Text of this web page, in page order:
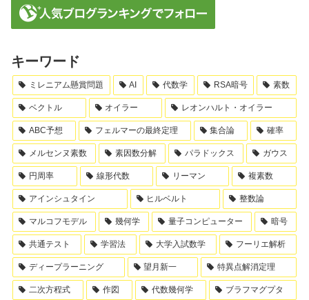
キーワード
ミレニアム懸賞問題 AI 代数学 RSA暗号 素数
ベクトル オイラー レオンハルト・オイラー
ABC予想 フェルマーの最終定理 集合論 確率
メルセンヌ素数 素因数分解 パラドックス ガウス
円周率 線形代数 リーマン 複素数
アインシュタイン ヒルベルト 整数論
マルコフモデル 幾何学 量子コンピューター 暗号
共通テスト 学習法 大学入試数学 フーリエ解析
ディープラーニング 望月新一 特異点解消定理
二次方程式 作図 代数幾何学 ブラフマグプタ